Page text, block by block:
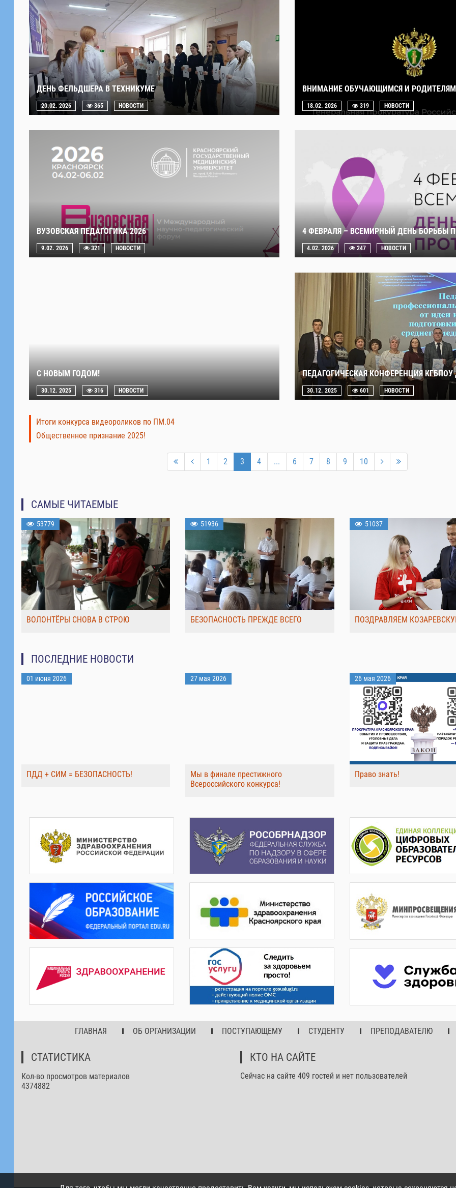
ДЕНЬ ФЕЛЬДШЕРА В ТЕХНИКУМЕ
20.02. 2026 365 НОВОСТИ
ВНИМАНИЕ ОБУЧАЮЩИМСЯ И
18.02. 2026 319 НОВОСТИ
ВУЗОВСКАЯ ПЕДАГОГИКА 2026
9.02. 2026 321 НОВОСТИ
4 ФЕВРАЛЯ – ВСЕМИРНЫЙ ДЕНЬ БОРЬБЫ
4.02. 2026 247 НОВОСТИ
С НОВЫМ ГОДОМ!
30.12. 2025 316 НОВОСТИ
ПЕДАГОГИЧЕСКАЯ КОНФЕРЕНЦИЯ
30.12. 2025 601 НОВОСТИ
Итоги конкурса видеороликов по ПМ.04
Общественное признание 2025!
1 2 3 4 ... 6 7 8 9 10
САМЫЕ ЧИТАЕМЫЕ
53779
ВОЛОНТЁРЫ СНОВА В СТРОЮ
51936
БЕЗОПАСНОСТЬ ПРЕЖДЕ ВСЕГО
51037
ПОЗДРАВЛЯЕМ
ПОСЛЕДНИЕ НОВОСТИ
01 июня 2026
ПДД + СИМ = БЕЗОПАСНОСТЬ!
27 мая 2026
Мы в финале престижного
Всероссийского конкурса!
26 мая 2026
Право знать!
ГЛАВНАЯ ОБ ОРГАНИЗАЦИИ ПОСТУПАЮЩЕМУ СТУДЕНТУ ПРЕПОДАВАТЕЛЮ
СТАТИСТИКА
Кол-во просмотров материалов
4374882
КТО НА САЙТЕ
Сейчас на сайте 409 гостей и нет пользователей